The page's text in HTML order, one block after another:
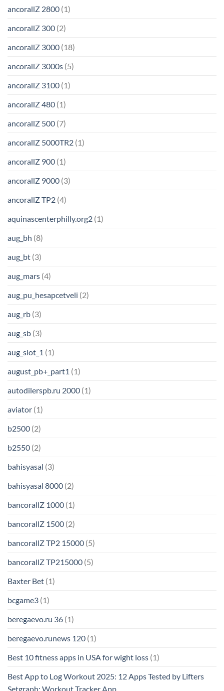
ancorallZ 2800 (1)
ancorallZ 300 (2)
ancorallZ 3000 (18)
ancorallZ 3000s (5)
ancorallZ 3100 (1)
ancorallZ 480 (1)
ancorallZ 500 (7)
ancorallZ 5000TR2 (1)
ancorallZ 900 (1)
ancorallZ 9000 (3)
ancorallZ TP2 (4)
aquinascenterphilly.org2 (1)
aug_bh (8)
aug_bt (3)
aug_mars (4)
aug_pu_hesapcetveli (2)
aug_rb (3)
aug_sb (3)
aug_slot_1 (1)
august_pb+_part1 (1)
autodilerspb.ru 2000 (1)
aviator (1)
b2500 (2)
b2550 (2)
bahisyasal (3)
bahisyasal 8000 (2)
bancorallZ 1000 (1)
bancorallZ 1500 (2)
bancorallZ TP2 15000 (5)
bancorallZ TP215000 (5)
Baxter Bet (1)
bcgame3 (1)
beregaevo.ru 36 (1)
beregaevo.runews 120 (1)
Best 10 fitness apps in USA for wight loss (1)
Best App to Log Workout 2025: 12 Apps Tested by Lifters
Setgraph: Workout Tracker App